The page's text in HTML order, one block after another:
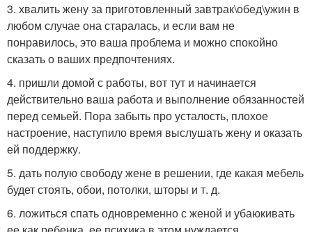
3. хвалить жену за приготовленный завтрак\обед\ужин в
любом случае она старалась, и если вам не
понравилось, это ваша проблема и можно спокойно
сказать о ваших предпочтениях.
4. пришли домой с работы, вот тут и начинается
действительно ваша работа и выполнение обязанностей
перед семьей. Пора забыть про усталость, плохое
настроение, наступило время выслушать жену и оказать
ей поддержку.
5. дать полую свободу жене в решении, где какая мебель
будет стоять, обои, потолки, шторы и т. д.
6. ложиться спать одновременно с женой и убаюкивать